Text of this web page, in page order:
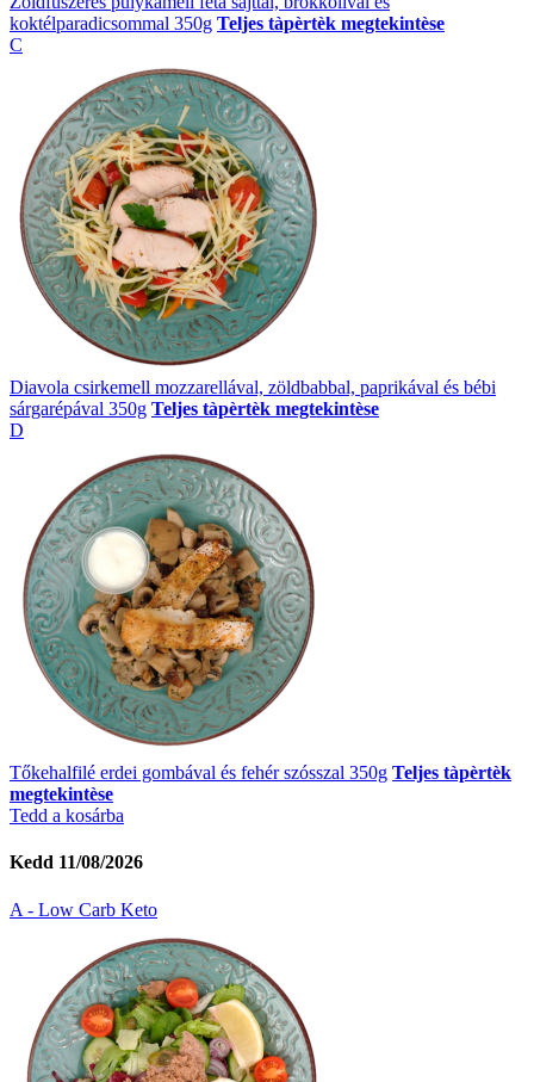
koktélparadicsommal 350g Teljes tàpèrtèk megtekintèse
C
Diavola csirkemell mozzarellával, zöldbabbal, paprikával és bébi
sárgarépával 350g Teljes tàpèrtèk megtekintèse
D
Tőkehalfilé erdei gombával és fehér szósszal 350g Teljes tàpèrtèk
megtekintèse
Tedd a kosárba
Kedd 11/08/2026
A - Low Carb Keto